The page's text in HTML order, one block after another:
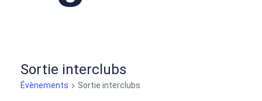
Sortie interclubs
Évènements Sortie interclubs